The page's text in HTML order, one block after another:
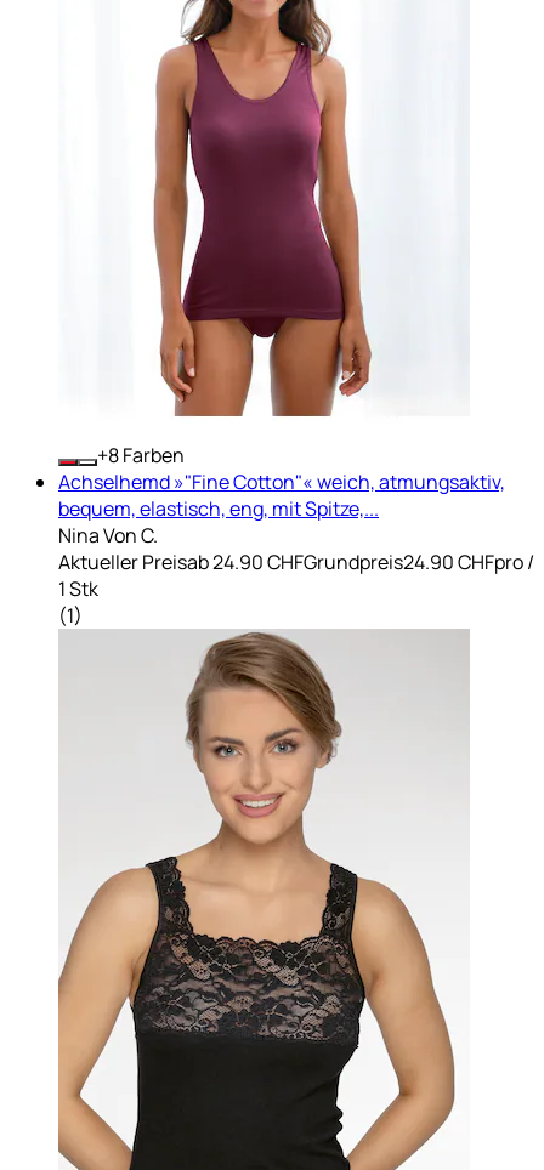
+ Farben
Achselhemd »"Fine Cotton"« weich, atmungsaktiv,
bequem, elastisch, eng, mit Spitze,...
Nina Von C.
Aktueller Preisab24.90 CHFGrundpreis24.90 CHFpro/
1 Stk
(1)